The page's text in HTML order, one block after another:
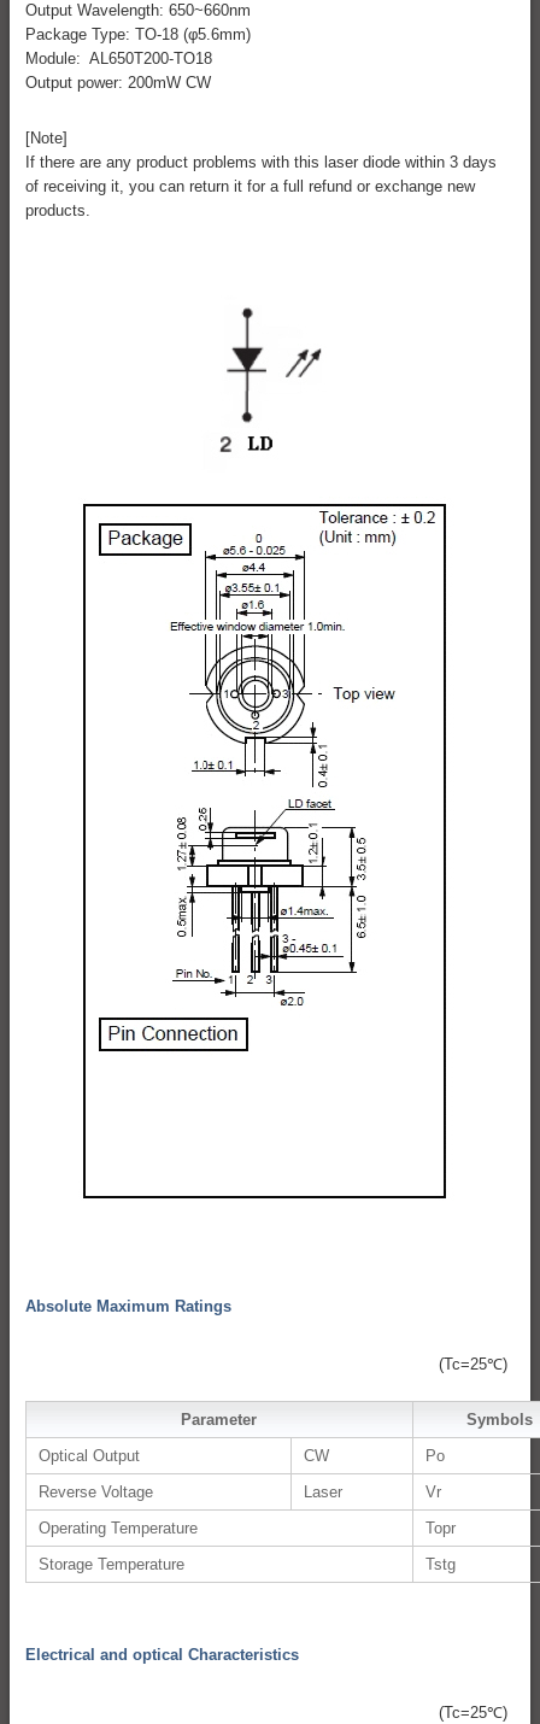
Output Wavelength: 650~660nm
Package Type: TO-18 (φ5.6mm)
Module: AL650T200-TO18
Output power: 200mW CW
[Note]
If there are any product problems with this laser diode within 3 days
of receiving it, you can return it for a full refund or exchange new
products.
Absolute Maximum Ratings
(Tc=25℃)
Parameter
Symbols
Optical Output
CW
Po
Reverse Voltage
Laser
Vr
Operating Temperature
Topr
Storage Temperature
Tstg
Electrical and optical Characteristics
(Tc=25℃)